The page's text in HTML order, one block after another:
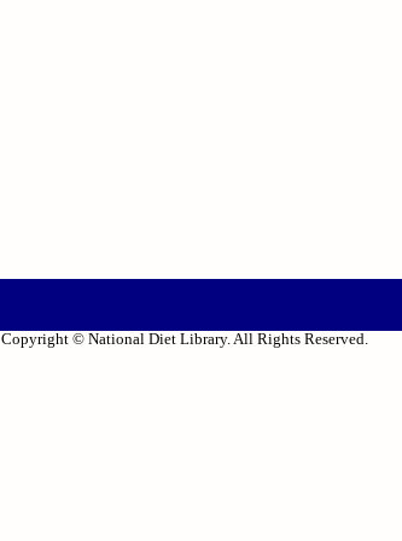
Copyright © National Diet Library. All Rights Reserved.